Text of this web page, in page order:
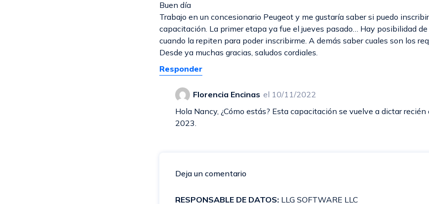
Buen día
Trabajo en un concesionario Peugeot y me gustaría saber si puedo
capacitación. La primer etapa ya fue el jueves pasado… Hay posibilidad de
cuando la repiten para poder inscribirme. A demás saber cuales son los
Desde ya muchas gracias, saludos cordiales.
Responder
Florencia Encinas el 10/11/2022
Hola Nancy, ¿Cómo estás? Esta capacitación se vuelve a dictar
2023.
Deja un comentario
RESPONSABLE DE DATOS: LLG SOFTWARE LLC